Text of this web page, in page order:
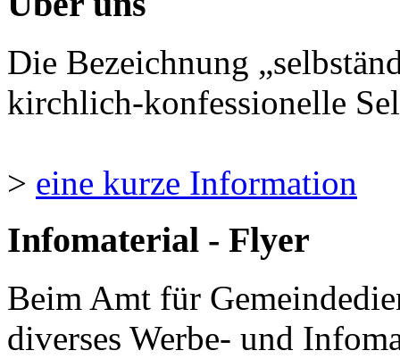
Die Bezeichnung
kirchlich-konfessionelle
> eine kurze Information
Infomaterial - Flyer
Beim Amt für
diverses Werbe- und